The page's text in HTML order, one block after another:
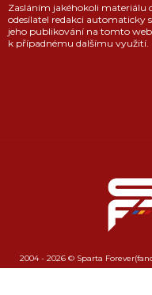
Zasláním jakéhokoli materiálu
odesílatel redakci automaticky
jeho publikování na tomto
k případnému dalšímu využití.
2004 - 2026 © Sparta Forever